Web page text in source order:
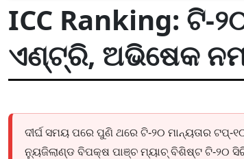
ICC Ranking: ଟି-
ଏଣ୍ଟ୍ରି, ଅଭିଷେକ
ଦୀର୍ଘ ସମୟ ପରେ ପୁଣି ଥରେ ଟି-୨୦ ମାନ୍ୟତାର ଟପ୍-
ନ୍ୟୁଜିଲାଣ୍ଡ ବିପକ୍ଷ ପାଞ୍ଚ ମ୍ୟାଚ୍ ବିଶିଷ୍ଟ ଟି-୨୦